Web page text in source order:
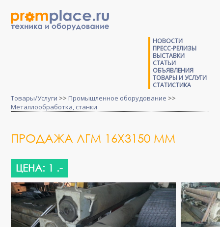
НОВОСТИ
ПРЕСС-РЕЛИЗЫ
ВЫСТАВКИ
СТАТЬИ
ОБЪЯВЛЕНИЯ
ТОВАРЫ И УСЛУГИ
СТАТИСТИКА
Товары/Услуги >> Промышленное оборудование >>
Металлообработка, станки
ПРОДАЖА ЛГМ 16Х3150 ММ
ЦЕНА: 1 .-